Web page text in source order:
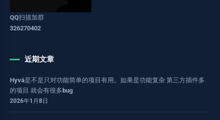
QQ扫描加群
326270402
近期文章
Hyvä是不是只对功能简单的项目有用。如果是功能复杂 第三方插件多
的项目 就会有很多bug
2026年1月8日